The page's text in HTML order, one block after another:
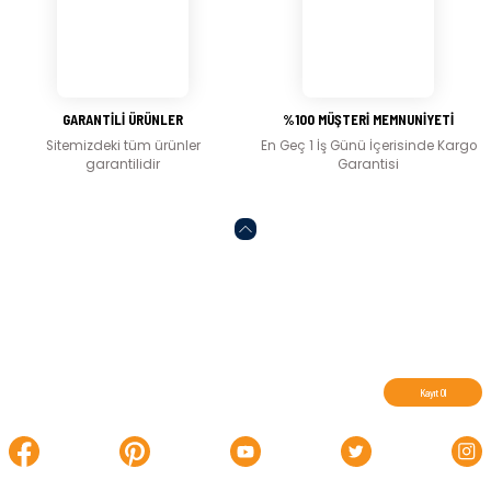
GARANTİLİ ÜRÜNLER
Sitemizdeki tüm ürünler
garantilidir
%100 MÜŞTERİ MEMNUNİYETİ
En Geç 1 İş Günü İçerisinde Kargo
Garantisi
Kayıt Ol